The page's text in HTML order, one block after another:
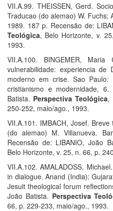
VII.A.99. THEISSEN, Gerd.
Traducao (do alemao) W. Fuchs;
1989. 187 p. Recensão de:
Teológica, Belo Horizonte, v.
1993.
VII.A.100. BINGEMER,
vulnerabilidade: experiencia
moderno em crise. Sao
cristianismo e modernidade,
Batista. Perspectiva Teológica,
250-252, maio/ago., 1993.
VII.A.101. IMBACH, Josef.
(do alemao) M. Villanueva.
Recensão de: LIBANIO, João
Belo Horizonte, v. 25, n. 66, p.
VII.A.102. AMALADOSS,
in dialogue. Anand (India):
Jesuit theological forum
João Batista. Perspectiva
66, p. 229-233, maio/ago., 1993.